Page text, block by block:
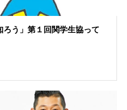
う」第１回関学生協って